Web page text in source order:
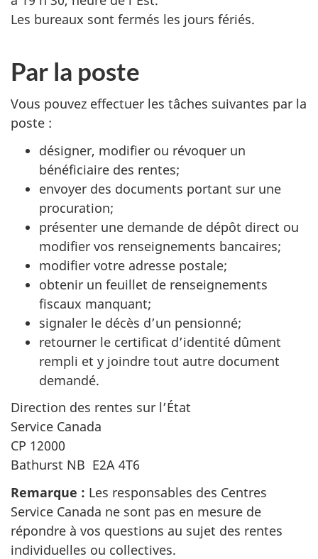
Les bureaux sont fermés les jours fériés.
Par la poste
Vous pouvez effectuer les tâches suivantes par la
poste :
désigner, modifier ou révoquer un
bénéficiaire des rentes;
envoyer des documents portant sur une
procuration;
présenter une demande de dépôt direct ou
modifier vos renseignements bancaires;
modifier votre adresse postale;
obtenir un feuillet de renseignements
fiscaux manquant;
signaler le décès d’un pensionné;
retourner le certificat d’identité dûment
rempli et y joindre tout autre document
demandé.
Direction des rentes sur l’État
Service Canada
CP 12000
Bathurst NB E2A 4T6
Remarque : Les responsables des Centres
Service Canada ne sont pas en mesure de
répondre à vos questions au sujet des rentes
individuelles ou collectives.